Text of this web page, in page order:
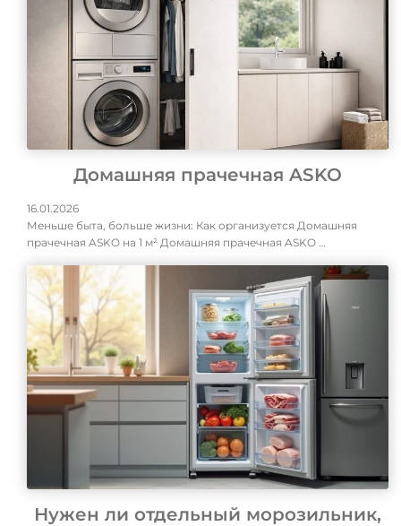
Домашняя прачечная ASKO
16.01.2026
Меньше быта, больше жизни: Как организуется Домашняя
прачечная ASKO на 1 м² Домашняя прачечная ASKO …
Нужен ли отдельный морозильник,